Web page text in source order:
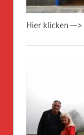
Hier klicken —>